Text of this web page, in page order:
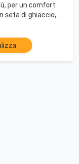
per un comfort
seta di ghiaccio, 8